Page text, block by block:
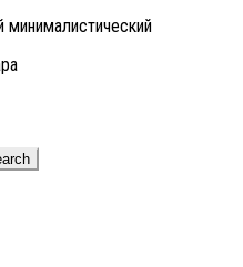
минималистический